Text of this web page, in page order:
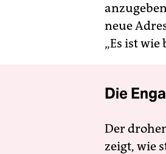
neue
„Es ist
Die
Der
zeigt, wie